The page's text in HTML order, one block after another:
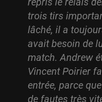
trois tirs
lâché, il a
avait besoin de
match. Andrew
Vincent Poirier
entrée, parce
de fautes très